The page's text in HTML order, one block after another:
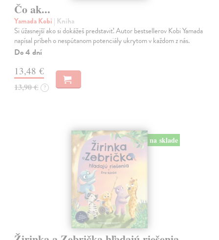
Čo ak...
Yamada Kobi | Kniha
Si úžasnejší ako si dokážeš predstaviť. Autor bestsellerov Kobi Yamada
napísal príbeh o nespútanom potenciály ukrytom v každom z nás.
Do 4 dní
13,48 €
13,90 € ?
na sklade